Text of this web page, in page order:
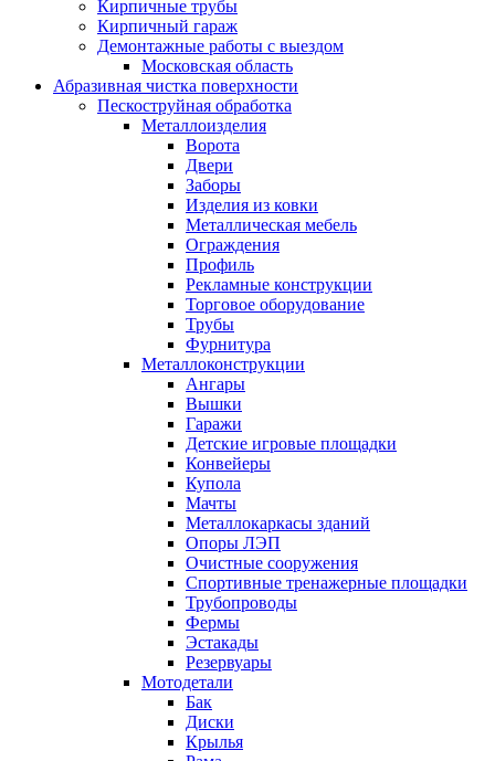
Кирпичные трубы
Кирпичный гараж
Демонтажные работы с выездом
Московская область
Абразивная чистка поверхности
Пескоструйная обработка
Металлоизделия
Ворота
Двери
Заборы
Изделия из ковки
Металлическая мебель
Ограждения
Профиль
Рекламные конструкции
Торговое оборудование
Трубы
Фурнитура
Металлоконструкции
Ангары
Вышки
Гаражи
Детские игровые площадки
Конвейеры
Купола
Мачты
Металлокаркасы зданий
Опоры ЛЭП
Очистные сооружения
Спортивные тренажерные площадки
Трубопроводы
Фермы
Эстакады
Резервуары
Мотодетали
Бак
Диски
Крылья